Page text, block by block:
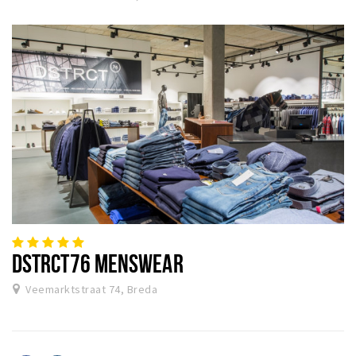
DSTRCT76 MENSWEAR
Veemarktstraat 74, Breda